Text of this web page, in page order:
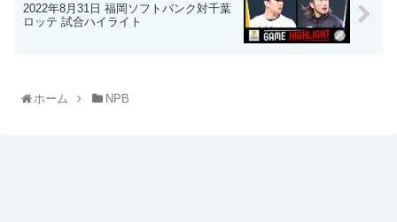
2022年8月31日 福岡ソフトバンク対千葉
ロッテ 試合ハイライト
ホーム NPB